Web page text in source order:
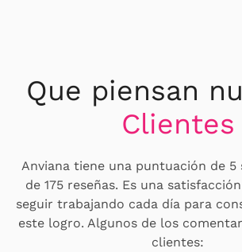
Que piensan
Clientes
Anviana tiene una puntuación de 5
de 175 reseñas. Es una
seguir trabajando cada día para
este logro. Algunos de los
clientes: